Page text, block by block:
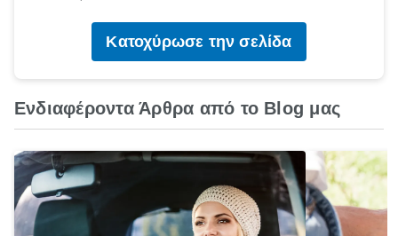
Κατοχύρωσε την σελίδα
Ενδιαφέροντα Άρθρα από το Blog μας